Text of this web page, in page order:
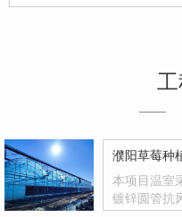
工
濮阳草莓种
本项目温室
镀锌圆管抗